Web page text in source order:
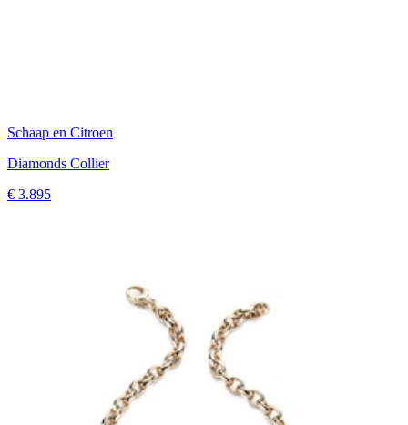
Schaap en Citroen
Diamonds Collier
€ 3.895